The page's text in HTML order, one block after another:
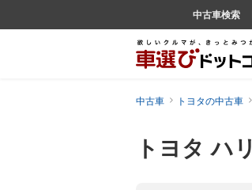
トヨタ ハ
中古車検索
中古車 トヨタの中古車